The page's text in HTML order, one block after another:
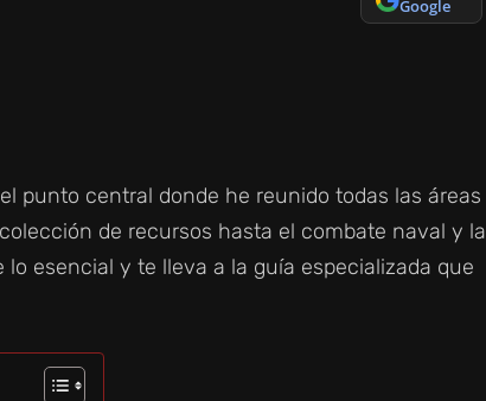
Google
punto central donde he reunido todas las áreas
de recursos hasta el combate naval y la
esencial y te lleva a la guía especializada que